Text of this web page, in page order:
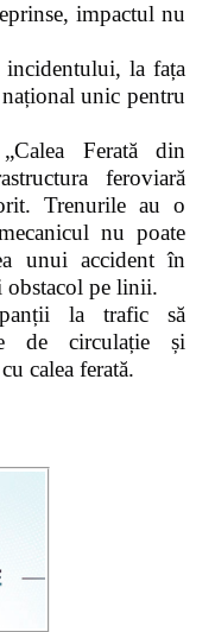
impactul nu
incidentului, la fața
unic pentru
Ferată din
feroviară
Trenurile au o
nu poate
unui accident în
obstacol pe linii.
la trafic să
de circulație și
calea ferată.